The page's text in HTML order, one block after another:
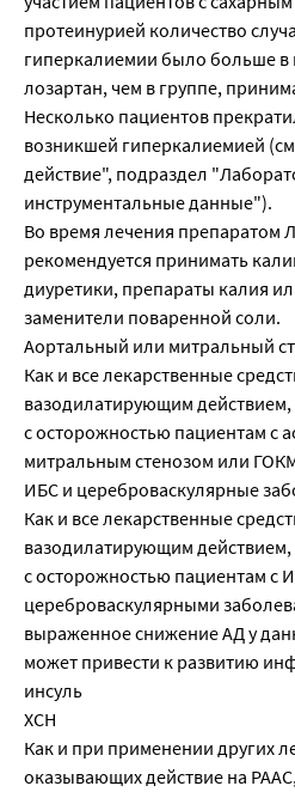
протеинурией количество
гиперкалиемии было больше
лозартан, чем в группе,
Несколько пациентов
возникшей гиперкалиемией
действие", подраздел
инструментальные данные").
Во время лечения препаратом
рекомендуется принимать
диуретики, препараты калия
заменители поваренной соли.
Аортальный или митральный
Как и все лекарственные
вазодилатирующим действием,
с осторожностью пациентам с
митральным стенозом или
ИБС и цереброваскулярные
Как и все лекарственные
вазодилатирующим действием,
с осторожностью пациентам с
цереброваскулярными
выраженное снижение АД у
может привести к развитию
инсуль
ХСН
Как и при применении других
оказывающих действие на